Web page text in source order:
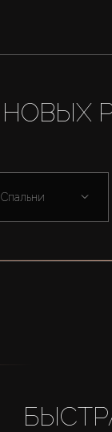
Спальни